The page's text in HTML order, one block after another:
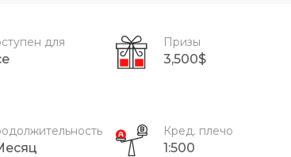
для Призы
3,500$
Кред. плечо
1:500